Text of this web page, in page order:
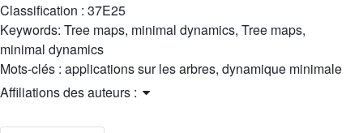
Classification : 37E25
Keywords: Tree maps, minimal dynamics, Tree maps,
minimal dynamics
Mots-clés : applications sur les arbres, dynamique minimale
Affiliations des auteurs :